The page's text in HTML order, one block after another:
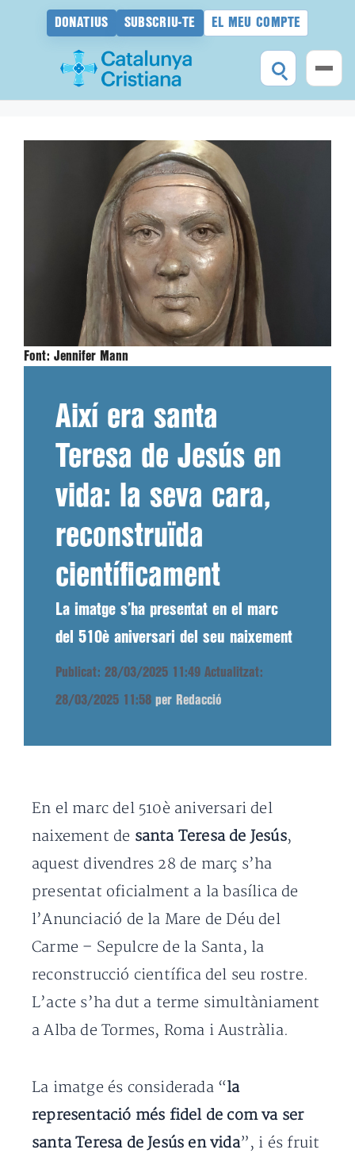
DONATIUS SUBSCRIU-TE EL MEU COMPTE
Font: Jennifer Mann
Així era santa
Teresa de Jesús en
vida: la seva cara,
reconstruïda
científicament
La imatge s’ha presentat en el marc
del 510è aniversari del seu naixement
Publicat: 28/03/2025 11:49 Actualitzat:
28/03/2025 11:58 per Redacció
En el marc del 510è aniversari del
naixement de santa Teresa de Jesús,
aquest divendres 28 de març s’ha
presentat oficialment a la basílica de
l’Anunciació de la Mare de Déu del
Carme – Sepulcre de la Santa, la
reconstrucció científica del seu rostre.
L’acte s’ha dut a terme simultàniament
a Alba de Tormes, Roma i Austràlia.
La imatge és considerada “la
representació més fidel de com va ser
santa Teresa de Jesús en vida”, i és fruit